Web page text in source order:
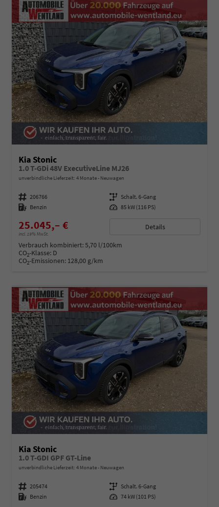
Kia Stonic
1.0 T-GDi 48V ExecutiveLine MJ26
unverbindliche Lieferzeit: 4 Monate Neuwagen
Fahrzeugnummer 206766 Getriebe Schalt. 6-Gang
Kraftstoff Benzin Leistung 85 kW (116 PS)
25.045,– €
incl. 19% MwSt.
Details
Verbrauch kombiniert:5,70 l/100km
CO2-Klasse: D
CO2-Emissionen: 128,00 g/km
Kia Stonic
1.0 T-GDI GPF GT-Line
unverbindliche Lieferzeit: 4 Monate Neuwagen
Fahrzeugnummer 205474 Getriebe Schalt. 6-Gang
Kraftstoff Benzin Leistung 74 kW (101 PS)